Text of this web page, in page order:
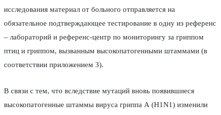
исследования материал от больного отправляется на
обязательное подтверждающее тестирование в одну из референс
– лабораторий и референс-центр по мониторингу за гриппом
птиц и гриппом, вызванным высокопатогенными штаммами (в
соответствии приложением 3).
В связи с тем, что вследствие мутаций вновь появившиеся
высокопатогенные штаммы вируса гриппа А (H1N1) изменили